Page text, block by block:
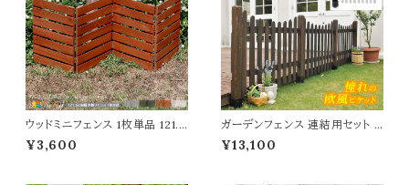
ウッドミニフェンス 1枚単品 121.5
cm幅 ボーダーフェンス ライトブ
ラウン ホワイト ダークグリーン グ
¥3,600
ガーデンフェンス 連結用セット U
型フェンス1枚 平地用金具1個 連
結用 120cm幅 ダークブラウン
¥13,100